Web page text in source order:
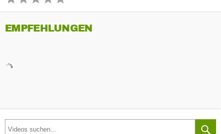
EMPFEHLUNGEN